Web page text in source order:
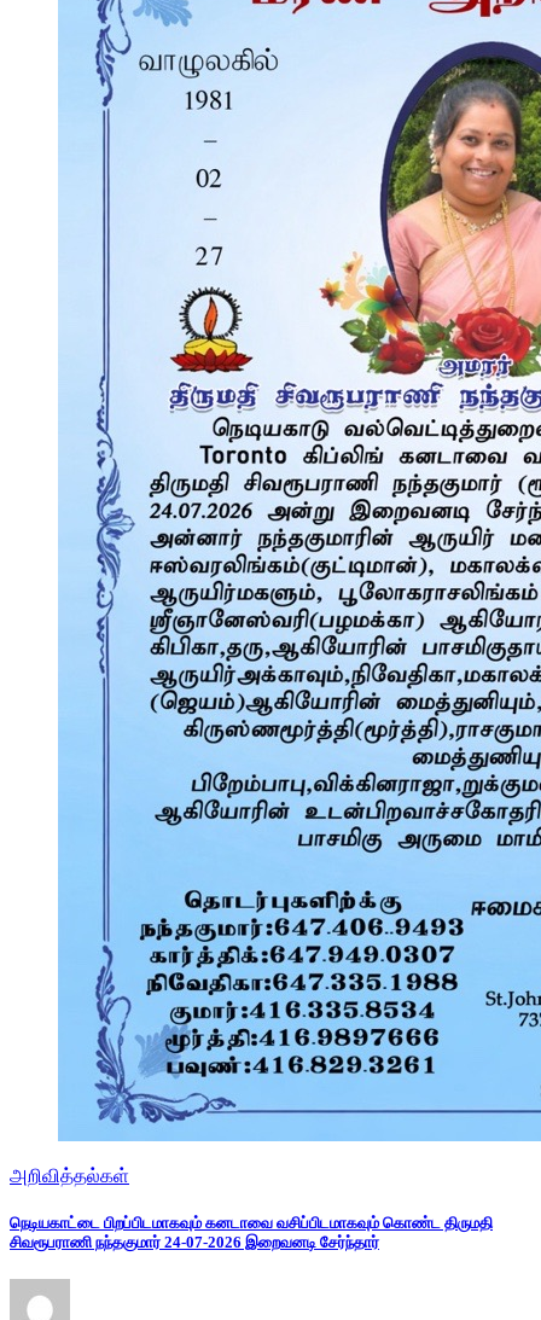
அறிவித்தல்கள்
நெடியகாட்டை பிறப்பிடமாகவும் கனடாவை வசிப்பிடமாகவும் கொண்ட திருமதி
சிவரூபராணி நந்தகுமார் 24-07-2026 இறைவனடி சேர்ந்தார்